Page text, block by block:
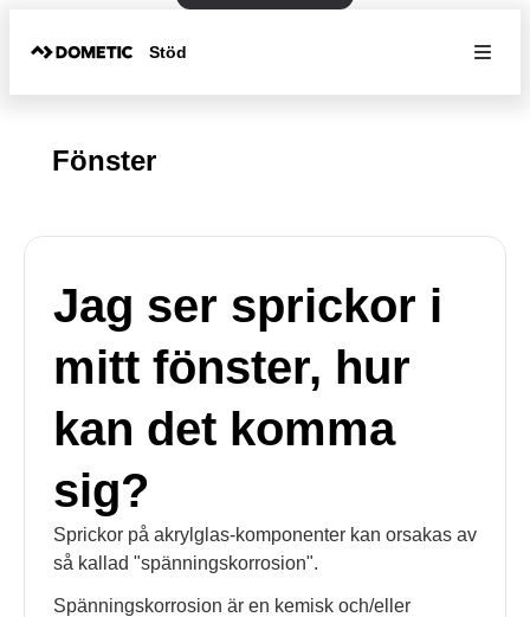
Stöd
Fönster
Jag ser sprickor i
mitt fönster, hur
kan det komma
sig?
Sprickor på akrylglas-komponenter kan orsakas av
så kallad "spänningskorrosion".
Spänningskorrosion är en kemisk och/eller